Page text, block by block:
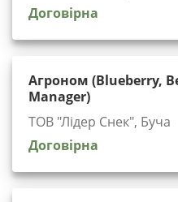
Договірна
Агроном (Blueberry,
Manager)
ТОВ "Лідер Снек", Буча
Договірна